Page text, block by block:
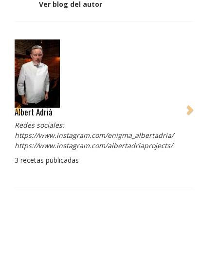
Ver blog del autor
Albert Adrià
Redes sociales:
https://www.instagram.com/enigma_albertadria/
https://www.instagram.com/albertadriaprojects/
3 recetas publicadas